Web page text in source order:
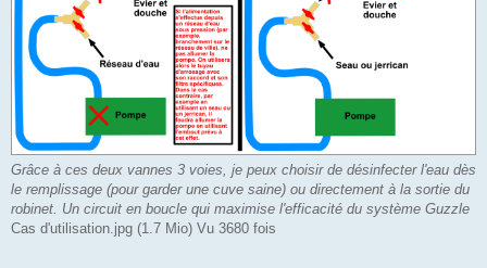
Grâce à ces deux vannes 3 voies, je peux choisir de désinfecter l'eau dès
le remplissage (pour garder une cuve saine) ou directement à la sortie du
robinet. Un circuit en boucle qui maximise l'efficacité du système Guzzle
Cas d'utilisation.jpg (1.7 Mio) Vu 3680 fois